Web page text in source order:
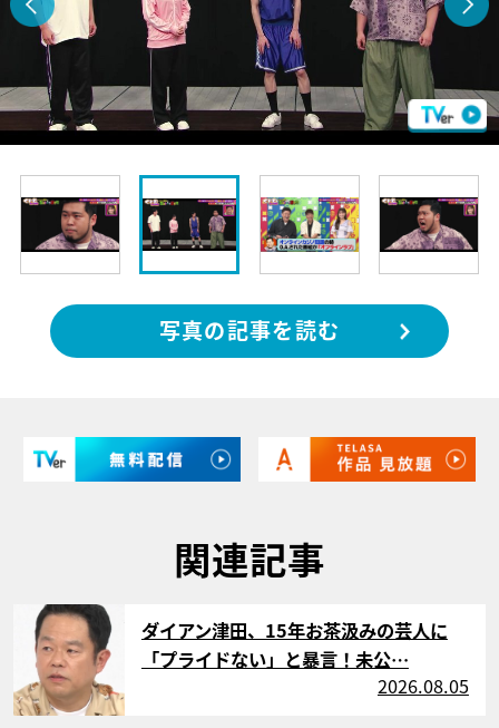
写真の記事を読む
関連記事
ダイアン津田、15年お茶汲みの芸人に
「プライドない」と暴言！未公…
2026.08.05